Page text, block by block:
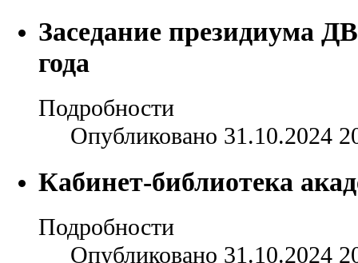
Заседание президиума
года
Подробности
Опубликовано 31.10.2024
Кабинет-библиотека
Подробности
Опубликовано 31.10.2024